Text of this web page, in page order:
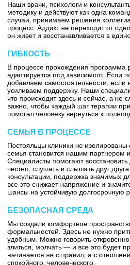
Наши врачи, психологи и
методику и действуют как одна
случаи, принимаем решения
процесс. Аддикт не переходит от
он живет и восстанавливается в
ГИБКОСТЬ
В процессе прохождения программа
адаптируется под зависимого. Если
добавляем самостоятельности, если
усиливаем поддержку. Наши
что происходит здесь и сейчас, а не
важно, чтобы каждый шаг терапии
помогал человеку вернуться к
СЕМЬЯ В ПРОЦЕССЕ
Постояльцы клиники не изолированы
семья становится нашим партнером
Специалисты помогают восстановить
честно, слушать и слышать друг
консультации, поддержка значимых
все это снижает напряжение и
шансы на устойчивую долгосрочную
БЕЗОПАСНАЯ СРЕДА
Мы создали комфортное
формальностей. Здесь не нужно
удобным. Можно говорить
злиться, молчать — и все это будет
начинается не с правил, а с
спокойного, человеческого.